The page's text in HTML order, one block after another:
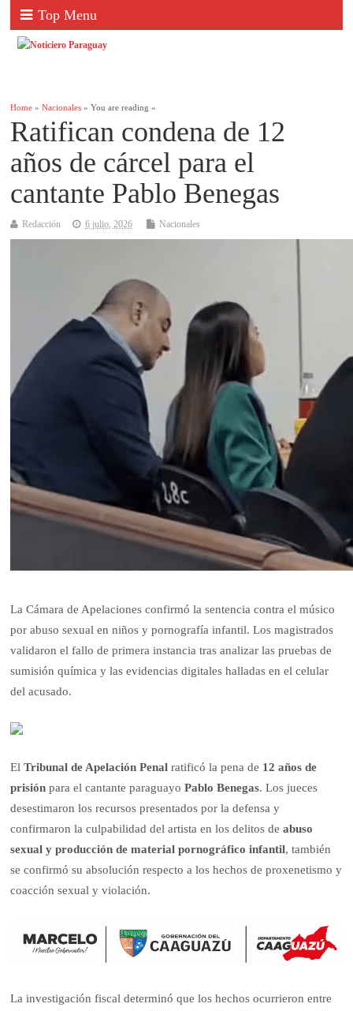
Top Menu
Home »Nacionales » You are reading »
Ratifican condena de 12
años de cárcel para el
cantante Pablo Benegas
Redacción 6 julio, 2026 Nacionales
La Cámara de Apelaciones confirmó la sentencia contra el músico
por abuso sexual en niños y pornografía infantil. Los magistrados
validaron el fallo de primera instancia tras analizar las pruebas de
sumisión química y las evidencias digitales halladas en el celular
del acusado.
ElTribunal de Apelación Penal ratificó la pena de 12 años de
prisión para el cantante paraguayoPablo Benegas. Los jueces
desestimaron los recursos presentados por la defensa y
confirmaron la culpabilidad del artista en los delitos de abuso
sexual y producción de material pornográfico infantil, también
se confirmó su absolución respecto a los hechos de proxenetismo y
coacción sexual y violación.
La investigación fiscal determinó que los hechos ocurrieron entre